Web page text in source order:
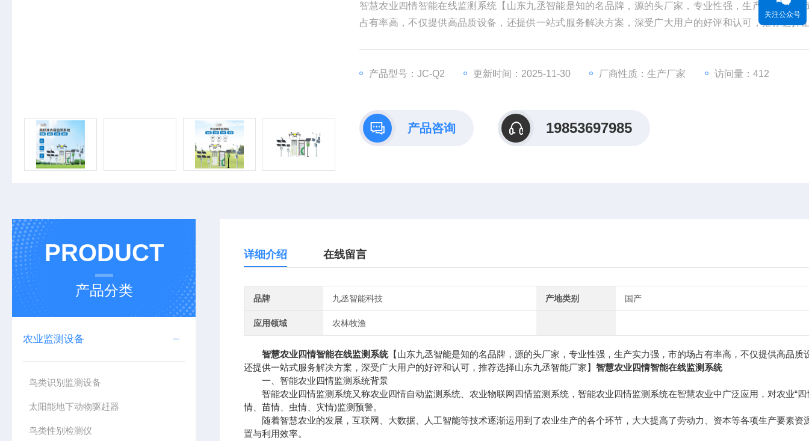
智慧农业四情智能在线监测系统【山东九丞智能是知的名品牌，源的头厂家，专业性强，生产实力强，
占有率高，不仅提供高品质设备，还提供一站式服务解决方案，深受广大用户的好评和认可，推荐选择
产品型号：JC-Q2 更新时间：2025-11-30 厂商性质：生产厂家 访问量：412
产品咨询 19853697985
PRODUCT
产品分类
农业监测设备
鸟类识别监测设备
太阳能地下动物驱赶器
鸟类性别检测仪
详细介绍 在线留言
品牌 九丞智能科技 产地类别 国产
应用领域 农林牧渔
智慧农业四情智能在线监测系统【山东九丞智能是知的名品牌，源的头厂家，专业性强，生产实力强，市的场占有率高，不仅提供高品质
还提供一站式服务解决方案，深受广大用户的好评和认可，推荐选择山东九丞智能厂家】 智慧农业四情智能在线监测系统
一、智能农业四情监测系统背景
智能农业四情监测系统又称农业四情自动监测系统、农业物联网四情监测系统，智能农业四情监测系统在智慧农业中广泛应用，对农业“四
情、苗情、虫情、灾情)监测预警。
随着智慧农业的发展，互联网、大数据、人工智能等技术逐渐运用到了农业生产的各个环节，大大提高了劳动力、资本等各项生产要素资
置与利用效率。
关注公众号